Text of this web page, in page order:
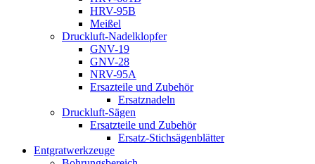
HRV-95B
Meißel
Druckluft-Nadelklopfer
GNV-19
GNV-28
NRV-95A
Ersazteile und Zubehör
Ersatznadeln
Druckluft-Sägen
Ersatzteile und Zubehör
Ersatz-Stichsägenblätter
Entgratwerkzeuge